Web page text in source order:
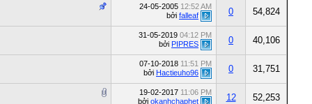
24-05-2005 12:52 AM
bởi falleaf 0 54,824
31-05-2019 04:12 PM
bởi PIPRES 0 40,106
07-10-2018 11:51 PM
bởi Hactieuho96 0 31,751
19-02-2017 11:06 PM
bởi okanhchaphet 12 52,253